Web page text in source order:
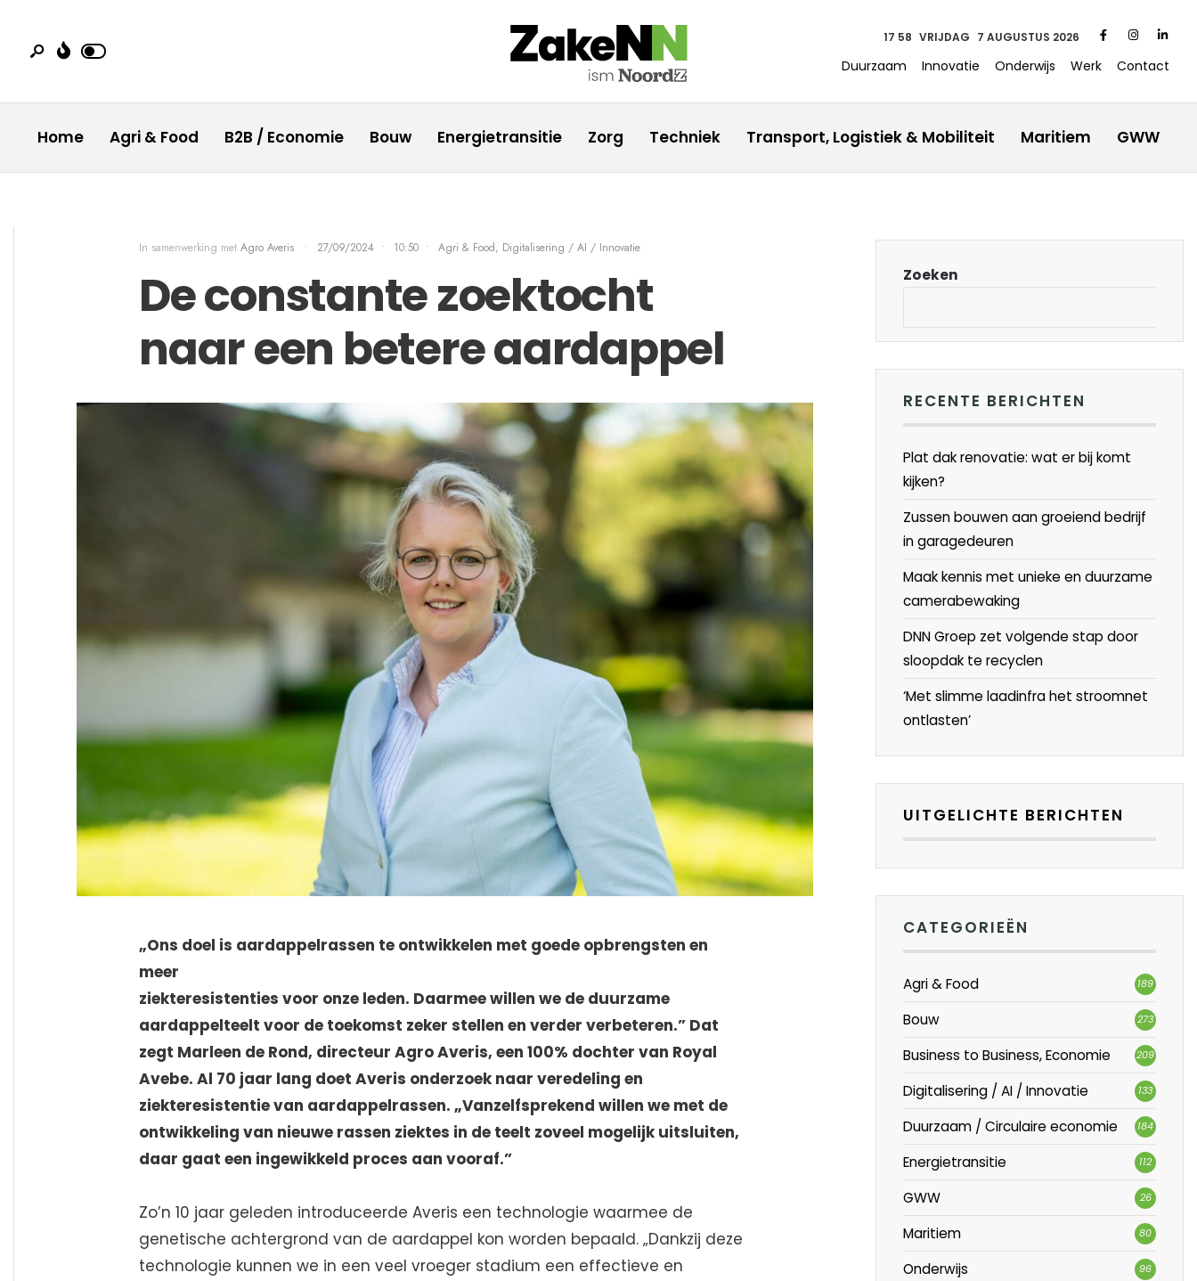
17:58 VRIJDAG 7 AUGUSTUS 2026
Duurzaam Innovatie Onderwijs Werk Contact
Home Agri & Food B2B / Economie Bouw Energietransitie Zorg Techniek Transport, Logistiek & Mobiliteit Maritiem GWW
In samenwerking met Agro Averis • 27/09/2024 • 10:50 • Agri & Food, Digitalisering / AI / Innovatie
De constante zoektocht
naar een betere aardappel
„Ons doel is aardappelrassen te ontwikkelen met goede opbrengsten en
meer
ziekteresistenties voor onze leden. Daarmee willen we de duurzame
aardappelteelt voor de toekomst zeker stellen en verder verbeteren.” Dat
zegt Marleen de Rond, directeur Agro Averis, een 100% dochter van Royal
Avebe. Al 70 jaar lang doet Averis onderzoek naar veredeling en
ziekteresistentie van aardappelrassen. „Vanzelfsprekend willen we met de
ontwikkeling van nieuwe rassen ziektes in de teelt zoveel mogelijk uitsluiten,
daar gaat een ingewikkeld proces aan vooraf.”
Zo’n 10 jaar geleden introduceerde Averis een technologie waarmee de
genetische achtergrond van de aardappel kon worden bepaald. „Dankzij deze
technologie kunnen we in een veel vroeger stadium een effectieve en
Zoeken
RECENTE BERICHTEN
Plat dak renovatie: wat er bij komt
kijken?
Zussen bouwen aan groeiend bedrijf
in garagedeuren
Maak kennis met unieke en duurzame
camerabewaking
DNN Groep zet volgende stap door
sloopdak te recyclen
‘Met slimme laadinfra het stroomnet
ontlasten’
UITGELICHTE BERICHTEN
CATEGORIEËN
Agri & Food 189
Bouw 273
Business to Business, Economie 209
Digitalisering / AI / Innovatie 133
Duurzaam / Circulaire economie 184
Energietransitie 112
GWW 26
Maritiem 80
Onderwijs 96